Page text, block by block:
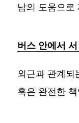
남의 도움으로
버스 안에서
외근과 관계되
혹은 완전한